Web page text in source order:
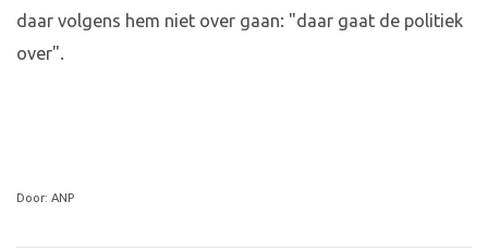
daar volgens hem niet over gaan: "daar gaat de politiek
over".
Door: ANP